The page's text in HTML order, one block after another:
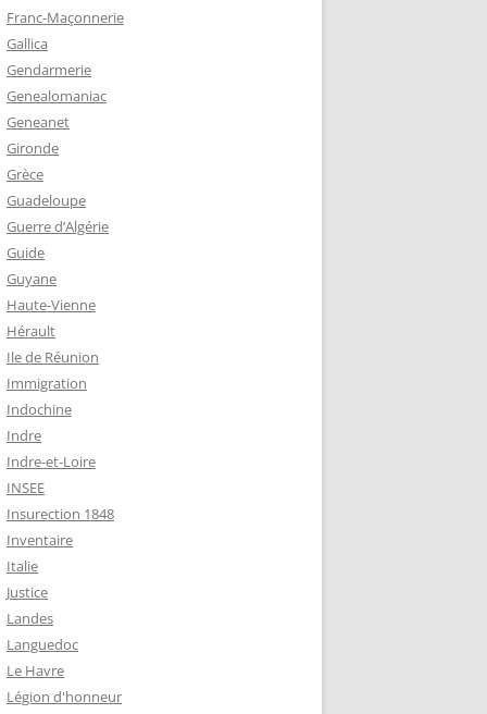
Franc-Maçonnerie
Gallica
Gendarmerie
Genealomaniac
Geneanet
Gironde
Grèce
Guadeloupe
Guerre d’Algérie
Guide
Guyane
Haute-Vienne
Hérault
Ile de Réunion
Immigration
Indochine
Indre
Indre-et-Loire
INSEE
Insurection 1848
Inventaire
Italie
Justice
Landes
Languedoc
Le Havre
Légion d'honneur